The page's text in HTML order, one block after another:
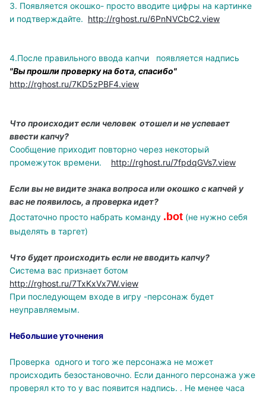
3. Появляется окошко- просто вводите цифры на картинке
и подтверждайте. http://rghost.ru/6PnNVCbC2.view
4.После правильного ввода капчи появляется надпись
"Вы прошли проверку на бота, спасибо"
http://rghost.ru/7KD5zPBF4.view
Что происходит если человек отошел и не успевает
ввести капчу?
Сообщение приходит повторно через некоторый
промежуток времени. http://rghost.ru/7fpdqGVs7.view
Если вы не видите знака вопроса или окошко с капчей у
вас не появилось, а проверка идет?
Достаточно просто набрать команду .bot (не нужно себя
выделять в таргет)
Что будет происходить если не вводить капчу?
Система вас признает ботом
http://rghost.ru/7TxKxVx7W.view
При последующем входе в игру -персонаж будет
неуправляемым.
Небольшие уточнения
Проверка одного и того же персонажа не может
происходить безостановочно. Если данного персонажа уже
проверял кто то у вас появится надпись. . Не менее часа